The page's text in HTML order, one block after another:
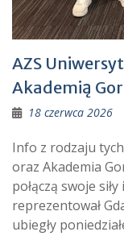
AZS
Akademią
18 czerwca 2026
Info z rodzaju
oraz Akademia
połączą swoje
reprezentował
ubiegły